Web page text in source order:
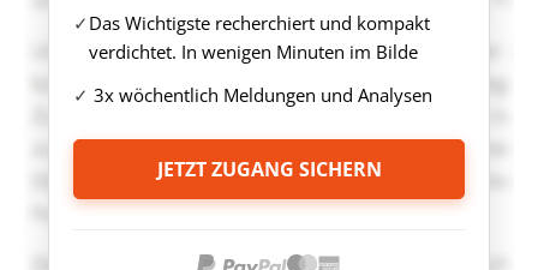
Das Wichtigste recherchiert und kompakt
verdichtet. In wenigen Minuten im Bilde
3x wöchentlich Meldungen und Analysen
JETZT ZUGANG SICHERN